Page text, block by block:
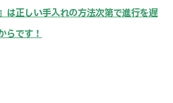
は正しい手入れの方法次第で進行を遅
らです！